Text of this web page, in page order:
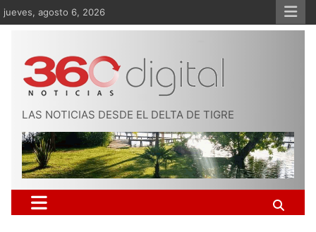
Saltar
al
jueves, agosto 6, 2026
LAS NOTICIAS DESDE EL DELTA DE TIGRE